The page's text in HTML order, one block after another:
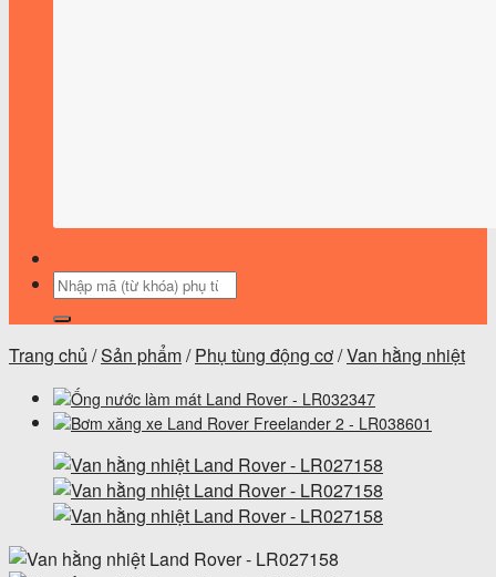
Tìm
Trang chủ /Sản phẩm/ Phụ tùng động cơ/Van hằng nhiệt